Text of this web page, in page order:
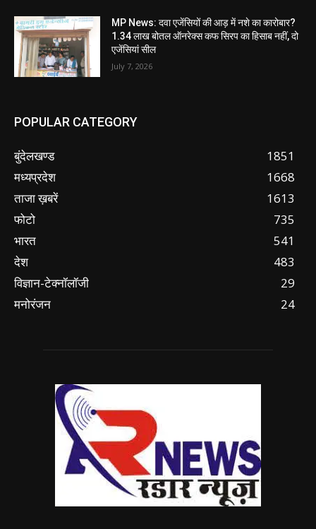
MP News: दवा एजेंसियों की आड़ में नशे का कारोबार?
1.34 लाख बोतल ऑनरेक्स कफ सिरप का हिसाब नहीं, दो
एजेंसियां सील
July 7, 2026
POPULAR CATEGORY
बुंदेलखण्ड
1851
मध्यप्रदेश
1668
ताजा ख़बरें
1613
फोटो
735
भारत
541
देश
483
विज्ञान-टेक्नॉलॉजी
29
मनोरंजन
24